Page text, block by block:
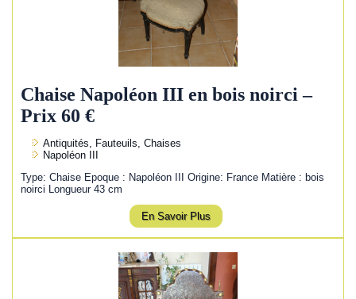
Chaise Napoléon III en bois noirci –
Prix 60 €
Antiquités, Fauteuils, Chaises
Napoléon III
Type: Chaise Epoque : Napoléon III Origine: France Matière : bois
noirci Longueur 43 cm
En Savoir Plus